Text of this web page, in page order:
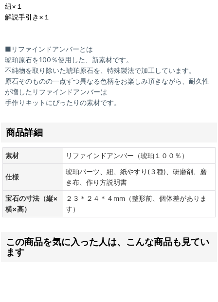
紐×１
解説手引き×１
■リファインドアンバーとは
琥珀原石を100％使用した、新素材です。
不純物を取り除いた琥珀原石を、特殊製法で加工しています。
原石そのものの一点ずつ異なる色柄をお楽しみ頂きながら、耐久性
が増したリファインドアンバーは
手作りキットにぴったりの素材です。
商品詳細
素材 リファインドアンバー（琥珀１００％）
仕様
琥珀パーツ、紐、紙やすり(３種)、研磨剤、磨
き布、作り方説明書
宝石の寸法（縦×
横×高）
２３＊２４＊４mm（整形前、個体差がありま
す）
この商品を気に入った人は、こんな商品も見てい
ます